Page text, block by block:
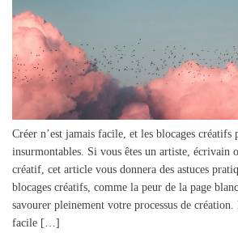
Créer n’est jamais facile, et les blocages créatifs
insurmontables. Si vous êtes un artiste, écrivain
créatif, cet article vous donnera des astuces
blocages créatifs, comme la peur de la page
savourer pleinement votre processus de
facile […]